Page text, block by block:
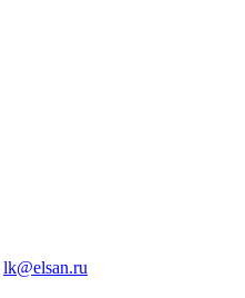
lk@elsan.ru